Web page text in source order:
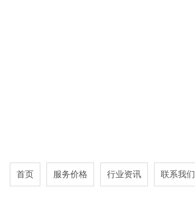
首页 服务价格 行业资讯 联系我们